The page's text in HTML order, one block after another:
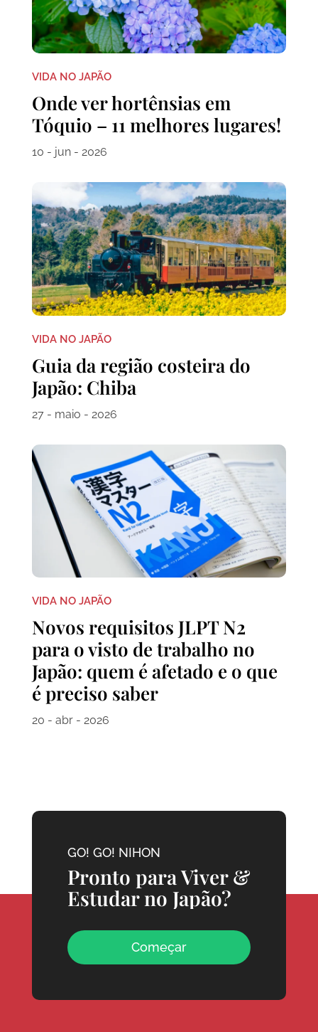
VIDA NO JAPÃO
Onde ver hortênsias em
Tóquio – 11 melhores lugares!
10 - jun - 2026
VIDA NO JAPÃO
Guia da região costeira do
Japão: Chiba
27 - maio - 2026
VIDA NO JAPÃO
Novos requisitos JLPT N2
para o visto de trabalho no
Japão: quem é afetado e o que
é preciso saber
20 - abr - 2026
GO! GO! NIHON
Pronto para Viver &
Estudar no Japão?
Começar